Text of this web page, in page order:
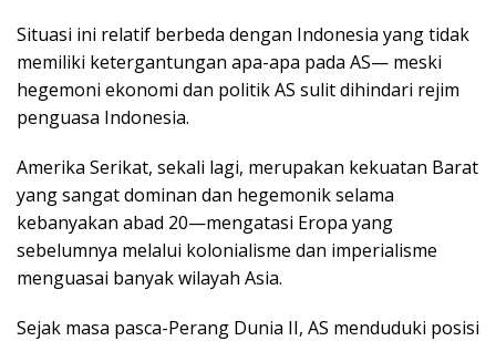
Situasi ini relatif berbeda dengan Indonesia yang tidak
memiliki ketergantungan apa-apa pada AS— meski
hegemoni ekonomi dan politik AS sulit dihindari rejim
penguasa Indonesia.
Amerika Serikat, sekali lagi, merupakan kekuatan Barat
yang sangat dominan dan hegemonik selama
kebanyakan abad 20—mengatasi Eropa yang
sebelumnya melalui kolonialisme dan imperialisme
menguasai banyak wilayah Asia.
Sejak masa pasca-Perang Dunia II, AS menduduki posisi